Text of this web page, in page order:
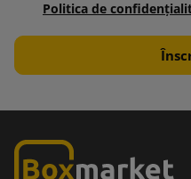
Politica de